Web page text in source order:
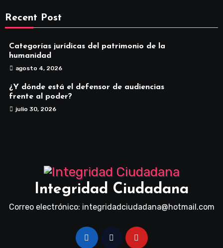
Recent Post
Categorías jurídicas del patrimonio de la
humanidad
agosto 4, 2026
¿Y dónde está el defensor de audiencias
frente al poder?
julio 30, 2026
Integridad Ciudadana
Correo electrónico: integridadciudadana@hotmail.com